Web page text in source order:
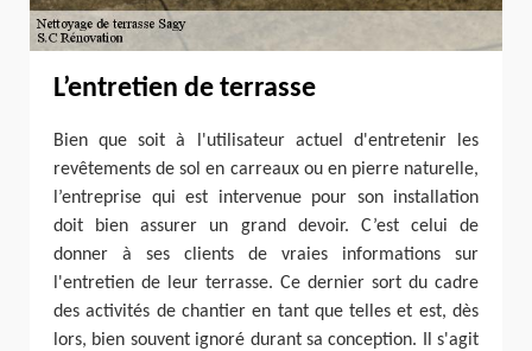
L’entretien de terrasse
Bien que soit à l'utilisateur actuel d'entretenir les
revêtements de sol en carreaux ou en pierre naturelle,
l’entreprise qui est intervenue pour son installation
doit bien assurer un grand devoir. C’est celui de
donner à ses clients de vraies informations sur
l'entretien de leur terrasse. Ce dernier sort du cadre
des activités de chantier en tant que telles et est, dès
lors, bien souvent ignoré durant sa conception. Il s'agit